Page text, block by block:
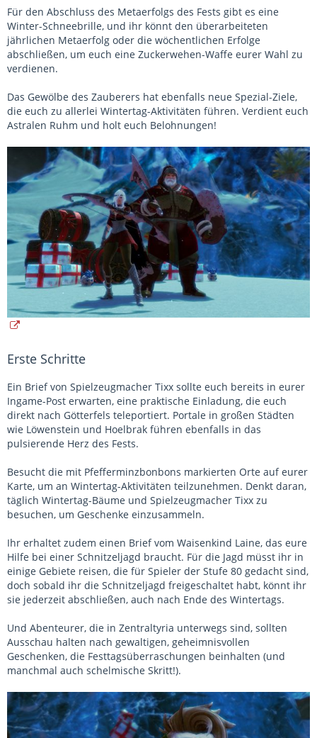
Für den Abschluss des Metaerfolgs des Fests gibt es eine
Winter-Schneebrille, und ihr könnt den überarbeiteten
jährlichen Metaerfolg oder die wöchentlichen Erfolge
abschließen, um euch eine Zuckerwehen-Waffe eurer Wahl zu
verdienen.
Das Gewölbe des Zauberers hat ebenfalls neue Spezial-Ziele,
die euch zu allerlei Wintertag-Aktivitäten führen. Verdient euch
Astralen Ruhm und holt euch Belohnungen!
Erste Schritte
Ein Brief von Spielzeugmacher Tixx sollte euch bereits in eurer
Ingame-Post erwarten, eine praktische Einladung, die euch
direkt nach Götterfels teleportiert. Portale in großen Städten
wie Löwenstein und Hoelbrak führen ebenfalls in das
pulsierende Herz des Fests.
Besucht die mit Pfefferminzbonbons markierten Orte auf eurer
Karte, um an Wintertag-Aktivitäten teilzunehmen. Denkt daran,
täglich Wintertag-Bäume und Spielzeugmacher Tixx zu
besuchen, um Geschenke einzusammeln.
Ihr erhaltet zudem einen Brief vom Waisenkind Laine, das eure
Hilfe bei einer Schnitzeljagd braucht. Für die Jagd müsst ihr in
einige Gebiete reisen, die für Spieler der Stufe 80 gedacht sind,
doch sobald ihr die Schnitzeljagd freigeschaltet habt, könnt ihr
sie jederzeit abschließen, auch nach Ende des Wintertags.
Und Abenteurer, die in Zentraltyria unterwegs sind, sollten
Ausschau halten nach gewaltigen, geheimnisvollen
Geschenken, die Festtagsüberraschungen beinhalten (und
manchmal auch schelmische Skritt!).